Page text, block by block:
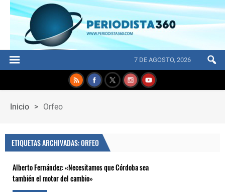
7 DE AGOSTO, 2026
Inicio > Orfeo
ETIQUETAS ARCHIVADAS: ORFEO
Alberto Fernández: «Necesitamos que Córdoba sea
también el motor del cambio»